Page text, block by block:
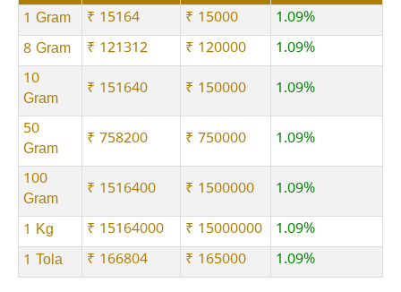
1 Gram
₹ 15164 ₹ 15000
1.09%
8 Gram
₹ 121312 ₹ 120000
1.09%
10
Gram
₹ 151640 ₹ 150000 1.09%
50
Gram
₹ 758200 ₹ 750000 1.09%
100
Gram
₹ 1516400 ₹ 1500000 1.09%
1 Kg ₹ 15164000 ₹ 15000000
1.09%
1 Tola
₹ 166804 ₹ 165000 1.09%